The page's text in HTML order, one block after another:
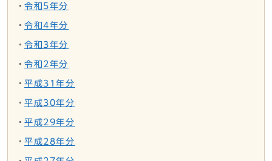
令和5年分
令和4年分
令和3年分
令和2年分
平成31年分
平成30年分
平成29年分
平成28年分